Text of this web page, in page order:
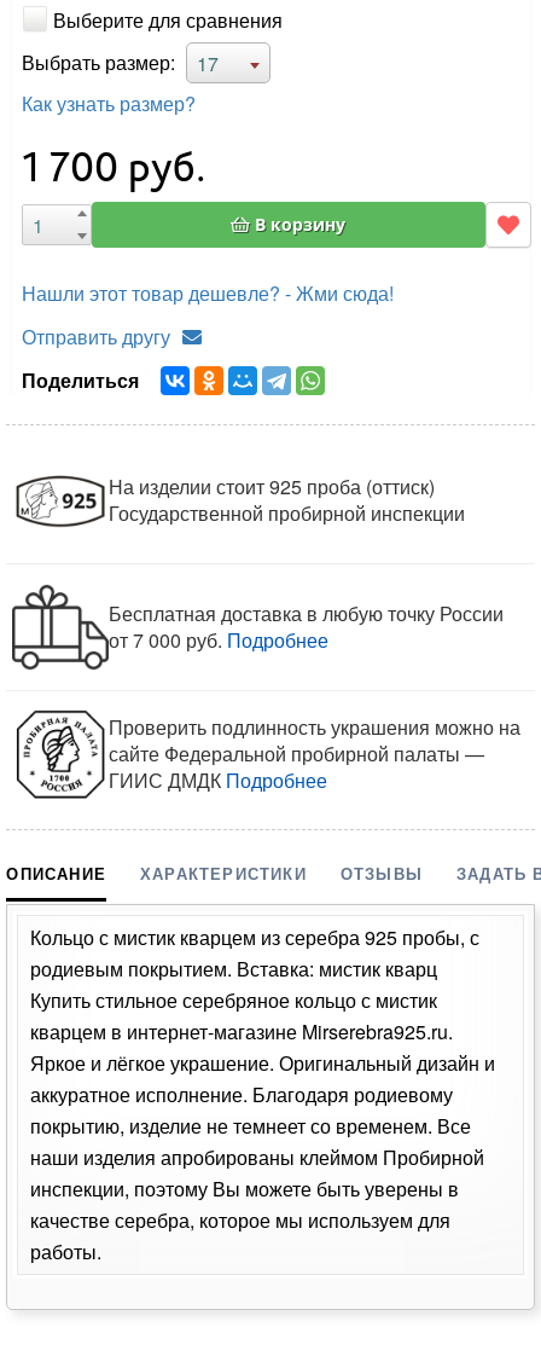
Выберите для сравнения
Выбрать размер:
17
Как узнать размер?
1 700 руб.
В корзину
Нашли этот товар дешевле? - Жми сюда!
Отправить другу
Поделиться
На изделии стоит 925 проба (оттиск)
Государственной пробирной инспекции
Бесплатная доставка в любую точку России
от 7 000 руб. Подробнее
Проверить подлинность украшения можно на
сайте Федеральной пробирной палаты —
ГИИС ДМДК Подробнее
ОПИСАНИЕ ХАРАКТЕРИСТИКИ ОТЗЫВЫ ЗАДАТЬ
Кольцо с мистик кварцем из серебра 925 пробы, с
родиевым покрытием. Вставка: мистик кварц
Купить стильное серебряное кольцо с мистик
кварцем в интернет-магазине Mirserebra925.ru.
Яркое и лёгкое украшение. Оригинальный дизайн и
аккуратное исполнение. Благодаря родиевому
покрытию, изделие не темнеет со временем. Все
наши изделия апробированы клеймом Пробирной
инспекции, поэтому Вы можете быть уверены в
качестве серебра, которое мы используем для
работы.